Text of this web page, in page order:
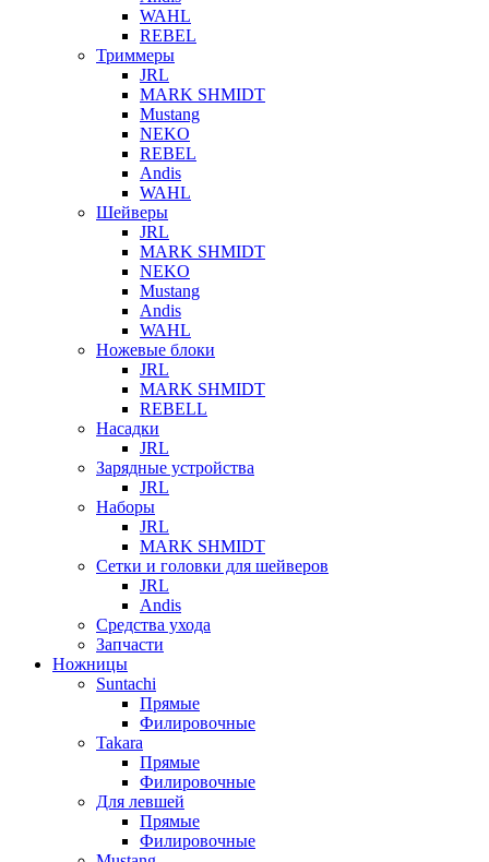
WAHL
REBEL
Триммеры
JRL
MARK SHMIDT
Mustang
NEKO
REBEL
Andis
WAHL
Шейверы
JRL
MARK SHMIDT
NEKO
Mustang
Andis
WAHL
Ножевые блоки
JRL
MARK SHMIDT
REBELL
Насадки
JRL
Зарядные устройства
JRL
Наборы
JRL
MARK SHMIDT
Сетки и головки для шейверов
JRL
Andis
Средства ухода
Запчасти
Ножницы
Suntachi
Прямые
Филировочные
Takara
Прямые
Филировочные
Для левшей
Прямые
Филировочные